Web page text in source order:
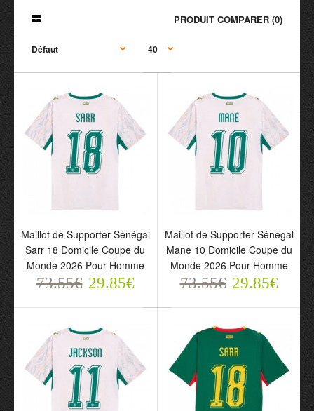
PRODUIT COMPARER (0)
Sénégal Sarr 18 Domicile
Coupe du Monde 2026
Pour Homme
73.55€ 29.85€
Sénégal Mane 10
Domicile Coupe du
Monde 2026 Pour
Homme
73.55€ 29.85€
Maillot de Supporter Sénégal
Sarr 18 Domicile Coupe du
Monde 2026 Pour Homme
73.55€ 29.85€
Maillot de Supporter Sénégal
Mane 10 Domicile Coupe du
Monde 2026 Pour Homme
73.55€ 29.85€